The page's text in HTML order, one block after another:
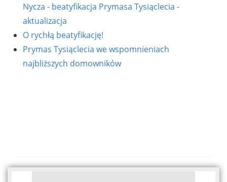
Nycza - beatyfikacja Prymasa Tysiąclecia -
aktualizacja
O rychłą beatyfikację!
Prymas Tysiąclecia we wspomnieniach
najbliższych domowników